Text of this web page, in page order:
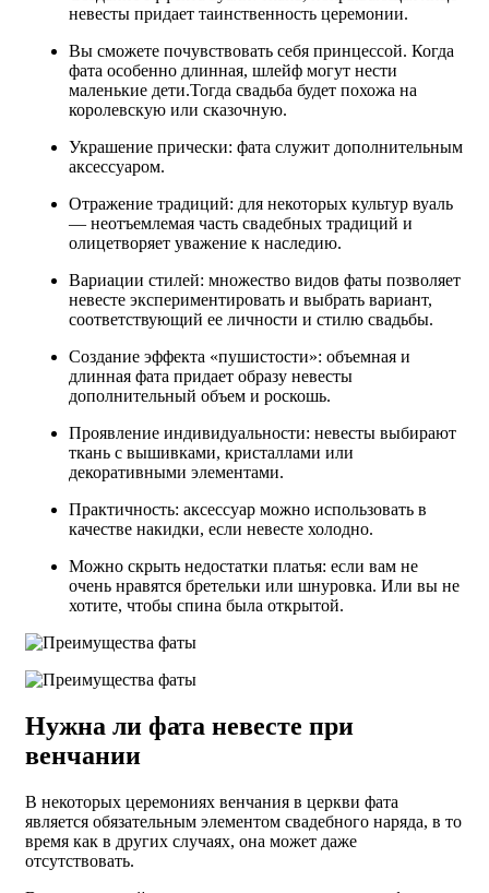
невесты придает таинственность церемонии.
Вы сможете почувствовать себя принцессой. Когда
фата особенно длинная, шлейф могут нести
маленькие дети.Тогда свадьба будет похожа на
королевскую или сказочную.
Украшение прически: фата служит дополнительным
аксессуаром.
Отражение традиций: для некоторых культур вуаль
— неотъемлемая часть свадебных традиций и
олицетворяет уважение к наследию.
Вариации стилей: множество видов фаты позволяет
невесте экспериментировать и выбрать вариант,
соответствующий ее личности и стилю свадьбы.
Создание эффекта «пушистости»: объемная и
длинная фата придает образу невесты
дополнительный объем и роскошь.
Проявление индивидуальности: невесты выбирают
ткань с вышивками, кристаллами или
декоративными элементами.
Практичность: аксессуар можно использовать в
качестве накидки, если невесте холодно.
Можно скрыть недостатки платья: если вам не
очень нравятся бретельки или шнуровка. Или вы не
хотите, чтобы спина была открытой.
Нужна ли фата невесте при
венчании
В некоторых церемониях венчания в церкви фата
является обязательным элементом свадебного наряда, в то
время как в других случаях, она может даже
отсутствовать.